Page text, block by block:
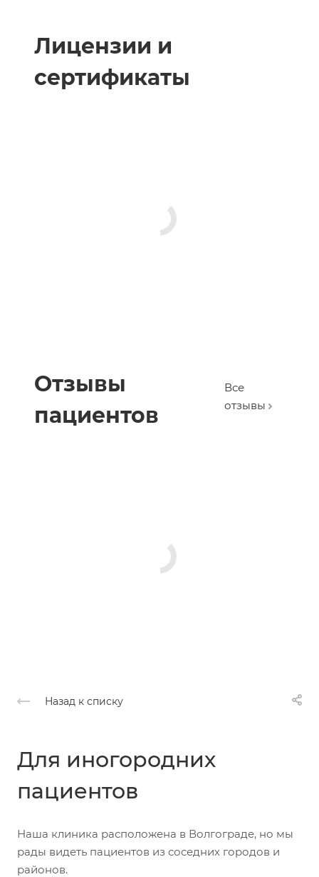
Лицензии и
сертификаты
Отзывы
пациентов
Все
отзывы
Назад к списку
Для иногородних
пациентов
Наша клиника расположена в Волгограде, но мы
рады видеть пациентов из соседних городов и
районов.